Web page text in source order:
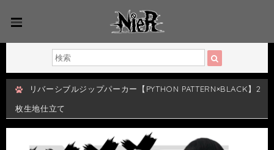
リバーシブルジップパーカー【PYTHON PATTERN×BLACK】2
枚生地仕立て